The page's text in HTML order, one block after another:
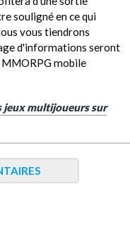
souligné en ce qui
vous tiendrons
d'informations seront
MMORPG mobile
jeux multijoueurs sur